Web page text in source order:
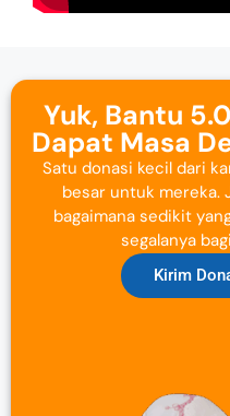
Yuk, Bantu
Dapat Masa
Satu donasi kecil dari
besar untuk mereka.
bagaimana sedikit
segalanya
Kirim